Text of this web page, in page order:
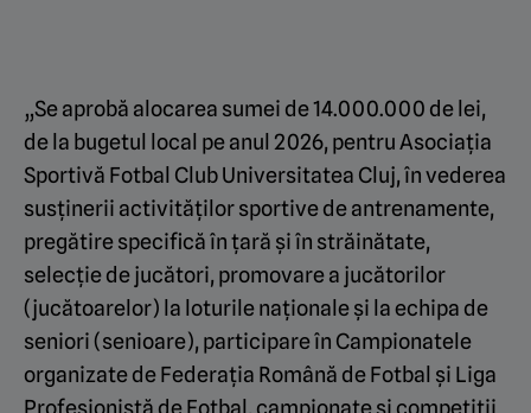
„Se aprobă alocarea sumei de 14.000.000 de lei,
de la bugetul local pe anul 2026, pentru Asociaţia
Sportivă Fotbal Club Universitatea Cluj, în vederea
susţinerii activităţilor sportive de antrenamente,
pregătire specifică în ţară şi în străinătate,
selecţie de jucători, promovare a jucătorilor
(jucătoarelor) la loturile naţionale şi la echipa de
seniori (senioare), participare în Campionatele
organizate de Federaţia Română de Fotbal şi Liga
Profesionistă de Fotbal, campionate şi competiţii